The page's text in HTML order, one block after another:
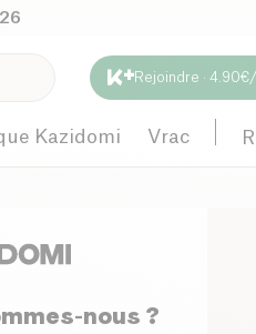
Rejoindre ·
Kazidomi Vrac
nous ?